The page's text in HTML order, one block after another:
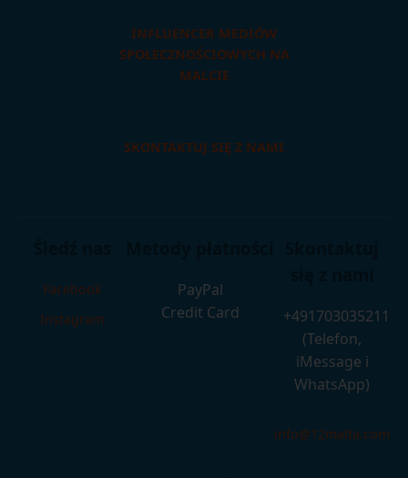
INFLUENCER MEDIÓW
SPOŁECZNOŚCIOWYCH NA
MALCIE
SKONTAKTUJ SIĘ Z NAMI
Facebook
Instagram
PayPal
Credit Card
+491703035211
(Telefon,
iMessage i
WhatsApp)
info@12malta.com